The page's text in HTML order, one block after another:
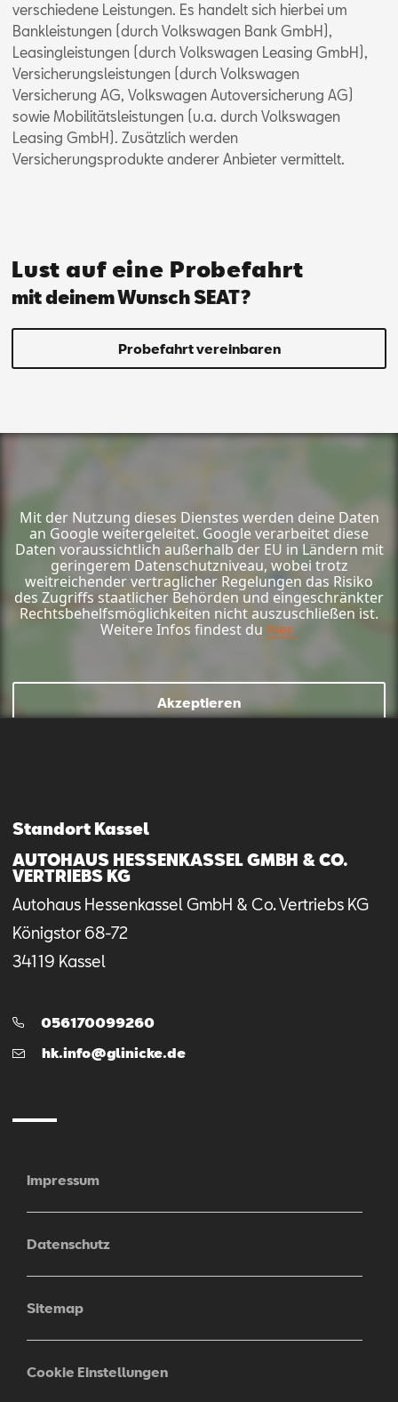
verschiedene Leistungen. Es handelt sich hierbei um
Bankleistungen (durch Volkswagen Bank GmbH),
Leasingleistungen (durch Volkswagen Leasing GmbH),
Versicherungsleistungen (durch Volkswagen
Versicherung AG, Volkswagen Autoversicherung AG)
sowie Mobilitätsleistungen (u.a. durch Volkswagen
Leasing GmbH). Zusätzlich werden
Versicherungsprodukte anderer Anbieter vermittelt.
Lust auf eine Probefahrt
mit deinem Wunsch SEAT?
Probefahrt vereinbaren
Mit der Nutzung dieses Dienstes werden deine Daten
an Google weitergeleitet. Google verarbeitet diese
Daten voraussichtlich außerhalb der EU in Ländern mit
geringerem Datenschutzniveau, wobei trotz
weitreichender vertraglicher Regelungen das Risiko
des Zugriffs staatlicher Behörden und eingeschränkter
Rechtsbehelfsmöglichkeiten nicht auszuschließen ist.
Weitere Infos findest du hier.
Akzeptieren
Standort Kassel
AUTOHAUS HESSENKASSEL GMBH & CO.
VERTRIEBS KG
Autohaus Hessenkassel GmbH & Co. Vertriebs KG
Königstor 68-72
34119 Kassel
Telefon:
056170099260
E-
hk.info@glinicke.de
Impressum
Datenschutz
Sitemap
Cookie Einstellungen